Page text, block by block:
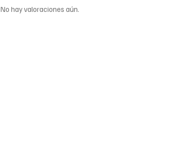
No hay valoraciones aún.